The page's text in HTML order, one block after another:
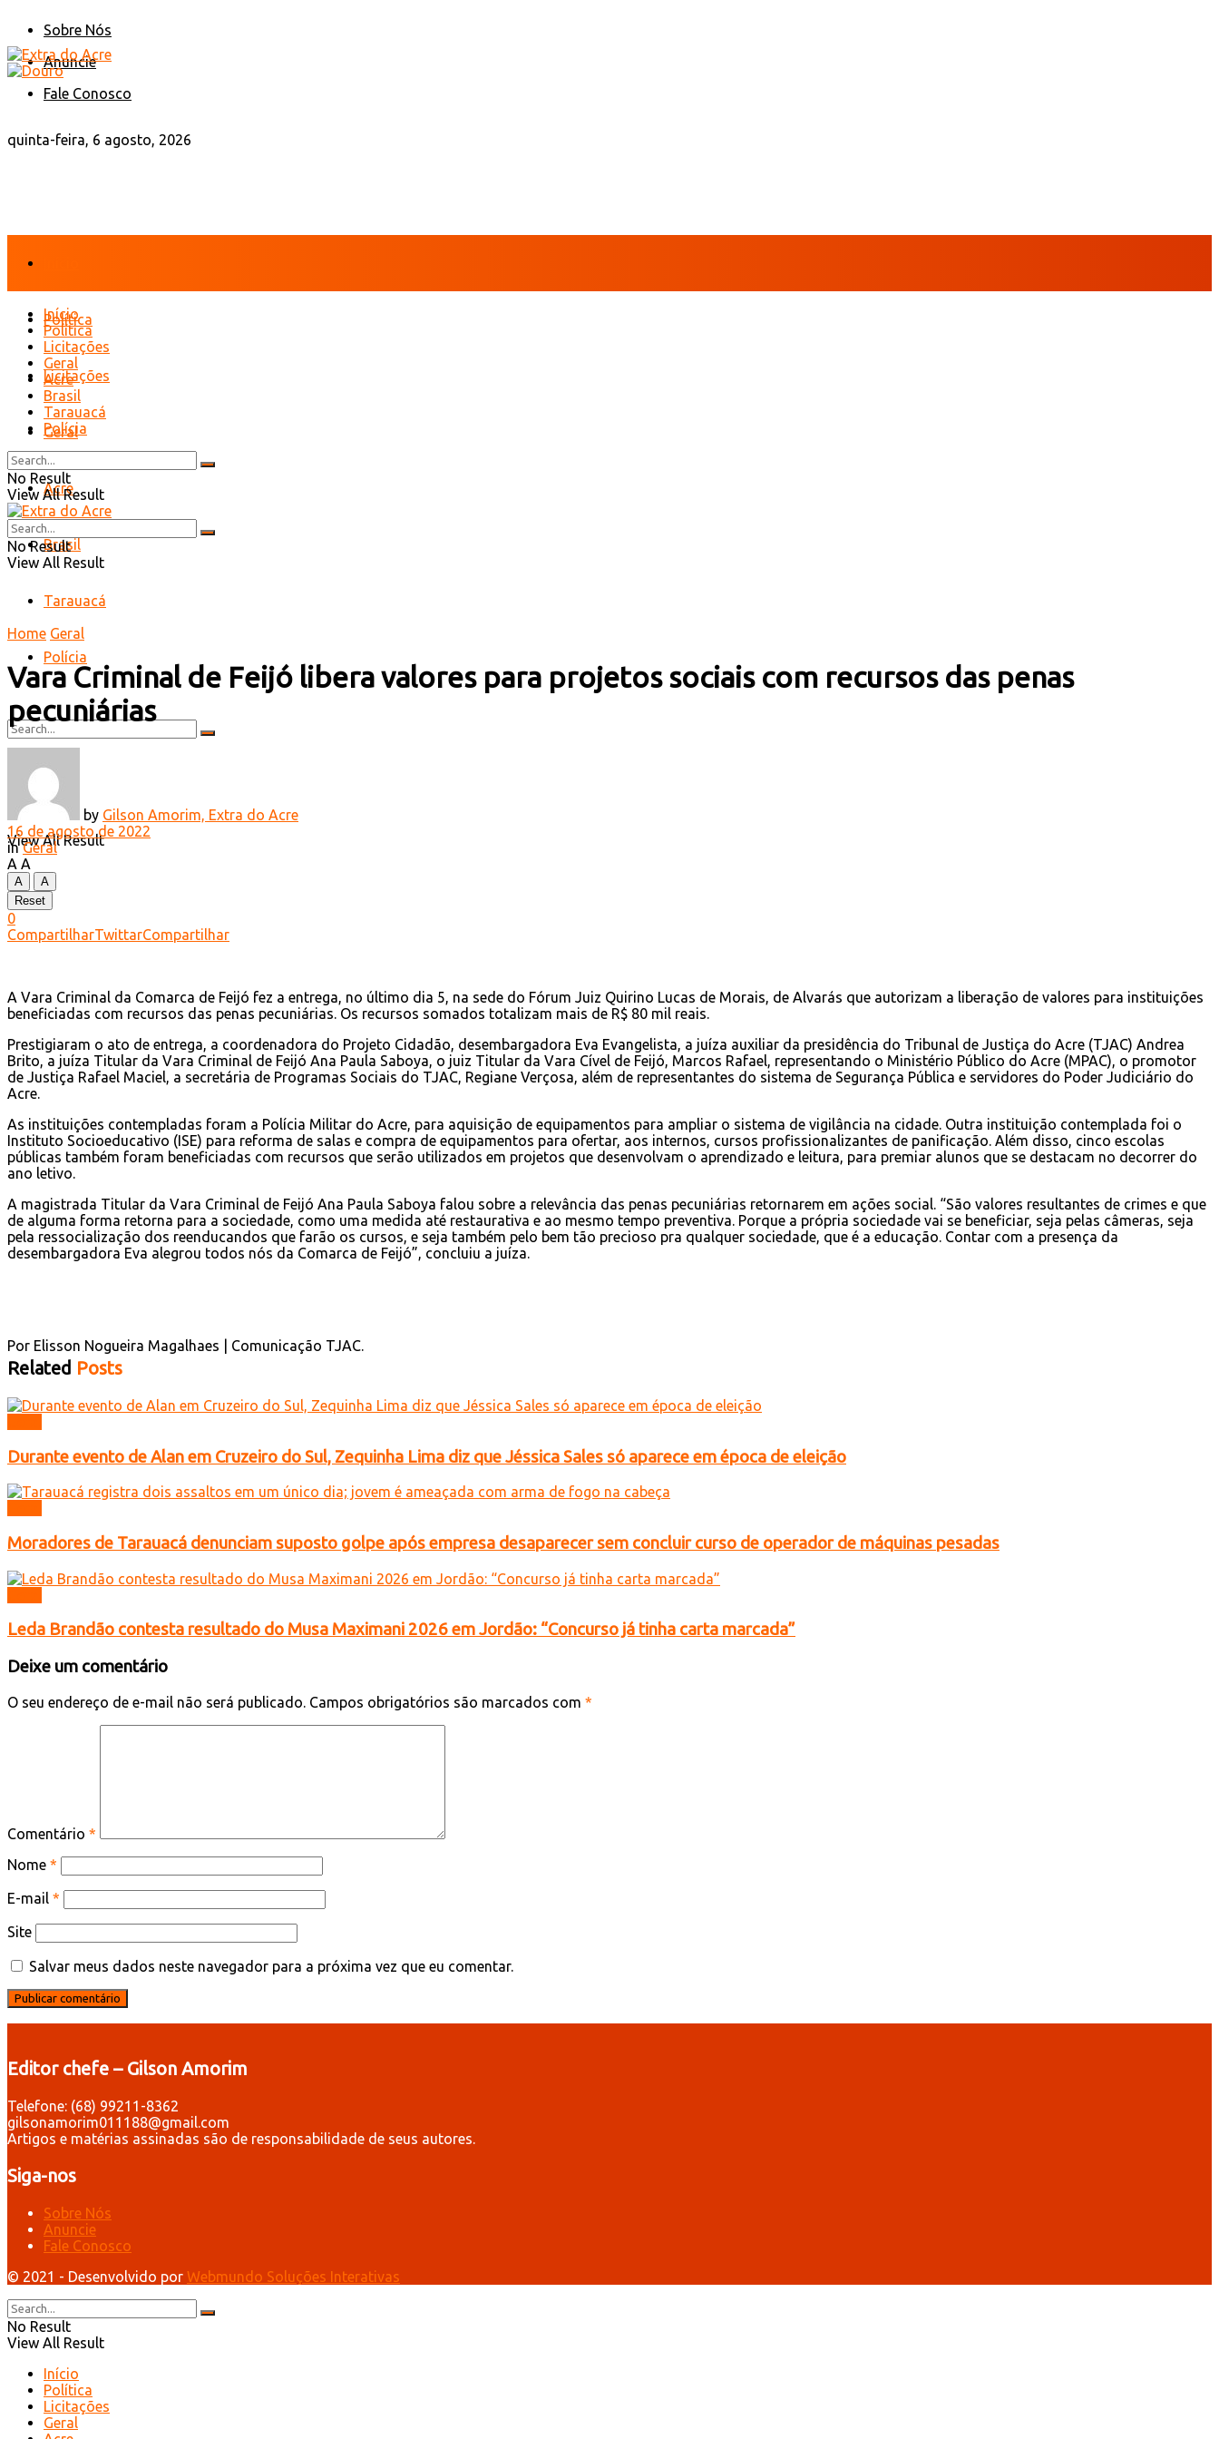
Sobre Nós
Anuncie
Fale Conosco
quinta-feira, 6 agosto, 2026
Política
Licitações
Geral
Acre
Brasil
Tarauacá
Polícia
No Result
View All Result
Início
Política
Licitações
Geral
Acre
Brasil
Tarauacá
Polícia
No Result
View All Result
No Result
View All Result
Home Geral
Vara Criminal de Feijó libera valores para projetos sociais com recursos das penas
pecuniárias
by Gilson Amorim, Extra do Acre
16 de agosto de 2022
in Geral
A A
A
A
Reset
0
CompartilharTwittarCompartilhar
A Vara Criminal da Comarca de Feijó fez a entrega, no último dia 5, na sede do Fórum Juiz Quirino Lucas de Morais, de Alvarás que autorizam a liberação de valores para instituições
beneficiadas com recursos das penas pecuniárias. Os recursos somados totalizam mais de R$ 80 mil reais.
Prestigiaram o ato de entrega, a coordenadora do Projeto Cidadão, desembargadora Eva Evangelista, a juíza auxiliar da presidência do Tribunal de Justiça do Acre (TJAC) Andrea
Brito, a juíza Titular da Vara Criminal de Feijó Ana Paula Saboya, o juiz Titular da Vara Cível de Feijó, Marcos Rafael, representando o Ministério Público do Acre (MPAC), o promotor
de Justiça Rafael Maciel, a secretária de Programas Sociais do TJAC, Regiane Verçosa, além de representantes do sistema de Segurança Pública e servidores do Poder Judiciário do
Acre.
As instituições contempladas foram a Polícia Militar do Acre, para aquisição de equipamentos para ampliar o sistema de vigilância na cidade. Outra instituição contemplada foi o
Instituto Socioeducativo (ISE) para reforma de salas e compra de equipamentos para ofertar, aos internos, cursos profissionalizantes de panificação. Além disso, cinco escolas
públicas também foram beneficiadas com recursos que serão utilizados em projetos que desenvolvam o aprendizado e leitura, para premiar alunos que se destacam no decorrer do
ano letivo.
A magistrada Titular da Vara Criminal de Feijó Ana Paula Saboya falou sobre a relevância das penas pecuniárias retornarem em ações social. “São valores resultantes de crimes e que
de alguma forma retorna para a sociedade, como uma medida até restaurativa e ao mesmo tempo preventiva. Porque a própria sociedade vai se beneficiar, seja pelas câmeras, seja
pela ressocialização dos reenducandos que farão os cursos, e seja também pelo bem tão precioso pra qualquer sociedade, que é a educação. Contar com a presença da
desembargadora Eva alegrou todos nós da Comarca de Feijó”, concluiu a juíza.
Por Elisson Nogueira Magalhaes | Comunicação TJAC.
Related Posts
Durante evento de Alan em Cruzeiro do Sul, Zequinha Lima diz que Jéssica Sales só aparece em época de eleição
Moradores de Tarauacá denunciam suposto golpe após empresa desaparecer sem concluir curso de operador de máquinas pesadas
Leda Brandão contesta resultado do Musa Maximani 2026 em Jordão: “Concurso já tinha carta marcada”
Deixe um comentário
O seu endereço de e-mail não será publicado. Campos obrigatórios são marcados com *
Comentário *
Nome *
E-mail *
Site
Salvar meus dados neste navegador para a próxima vez que eu comentar.
Editor chefe – Gilson Amorim
Telefone: (68) 99211-8362
gilsonamorim011188@gmail.com
Artigos e matérias assinadas são de responsabilidade de seus autores.
Siga-nos
Sobre Nós
Anuncie
Fale Conosco
© 2021 - Desenvolvido por Webmundo Soluções Interativas
No Result
View All Result
Início
Política
Licitações
Geral